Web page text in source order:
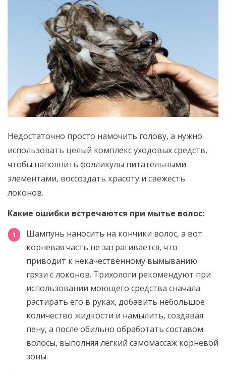
Недостаточно просто намочить голову, а нужно
использовать целый комплекс уходовых средств,
чтобы наполнить фолликулы питательными
элементами, воссоздать красоту и свежесть
локонов.
Какие ошибки встречаются при мытье волос:
Шампунь наносить на кончики волос, а вот
корневая часть не затрагивается, что
приводит к некачественному вымыванию
грязи с локонов. Трихологи рекомендуют при
использовании моющего средства сначала
растирать его в руках, добавить небольшое
количество жидкости и намылить, создавая
пену, а после обильно обработать составом
волосы, выполняя легкий самомассаж корневой
зоны.